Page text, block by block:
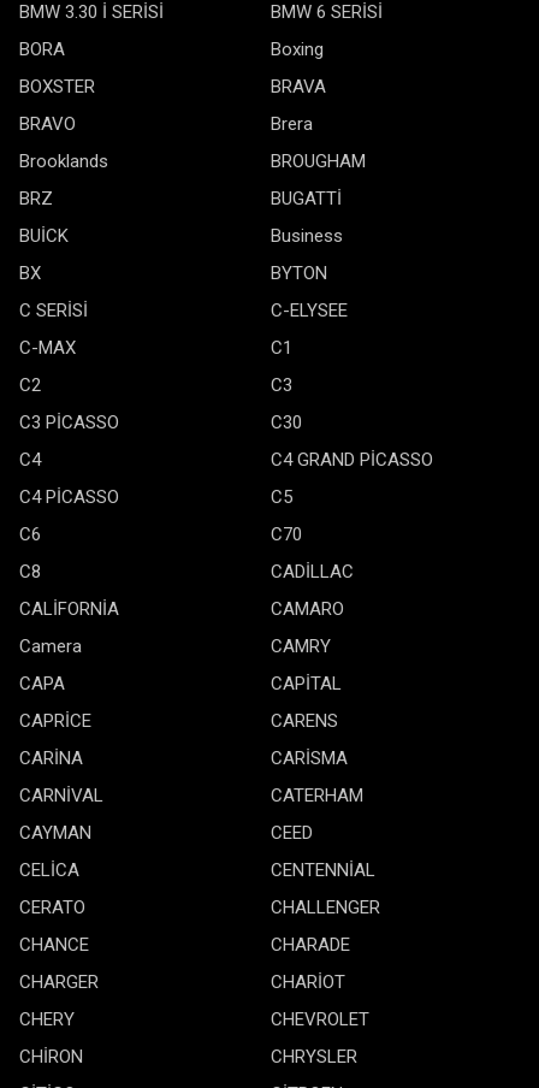
BMW 3.30 İ SERİSİ
BMW 6 SERİSİ
BORA
Boxing
BOXSTER
BRAVA
BRAVO
Brera
Brooklands
BROUGHAM
BRZ
BUGATTİ
BUİCK
Business
BX
BYTON
C SERİSİ
C-ELYSEE
C-MAX
C1
C2
C3
C3 PİCASSO
C30
C4
C4 GRAND PİCASSO
C4 PİCASSO
C5
C6
C70
C8
CADİLLAC
CALİFORNİA
CAMARO
Camera
CAMRY
CAPA
CAPİTAL
CAPRİCE
CARENS
CARİNA
CARİSMA
CARNİVAL
CATERHAM
CAYMAN
CEED
CELİCA
CENTENNİAL
CERATO
CHALLENGER
CHANCE
CHARADE
CHARGER
CHARİOT
CHERY
CHEVROLET
CHİRON
CHRYSLER